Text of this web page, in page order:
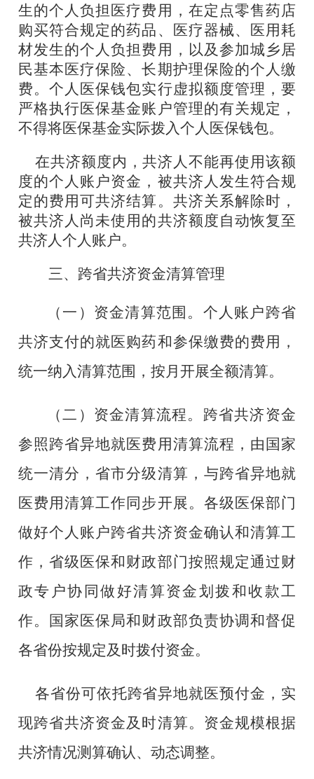
生的个人负担医疗费用，在定点零售药店
购买符合规定的药品、医疗器械、医用耗
材发生的个人负担费用，以及参加城乡居
民基本医疗保险、长期护理保险的个人缴
费。个人医保钱包实行虚拟额度管理，要
严格执行医保基金账户管理的有关规定，
不得将医保基金实际拨入个人医保钱包。
在共济额度内，共济人不能再使用该额
度的个人账户资金，被共济人发生符合规
定的费用可共济结算。共济关系解除时，
被共济人尚未使用的共济额度自动恢复至
共济人个人账户。
三、 跨省共济资金清算管理
（一） 资金清算范围 。个人账户跨省
共济支付的就医购药和参保缴费的费用，
统一纳入清算范围，按月开展全额清算。
（二） 资金清算流程。跨省共济资金
参照跨省异地就医费用清算流程，由国家
统一清分，省市分级清算，与跨省异地就
医费用清算工作同步开展。各级医保部门
做好个人账户跨省共济资金确认和清算工
作，省级医保和财政部门按照规定通过财
政专户协同做好清算资金划拨和收款工
作。国家医保局和财政部负责协调和督促
各省份按规定及时拨付资金。
各省份可依托跨省异地就医预付金，实
现跨省共济资金及时清算。资金规模根据
共济情况测算确认、动态调整。